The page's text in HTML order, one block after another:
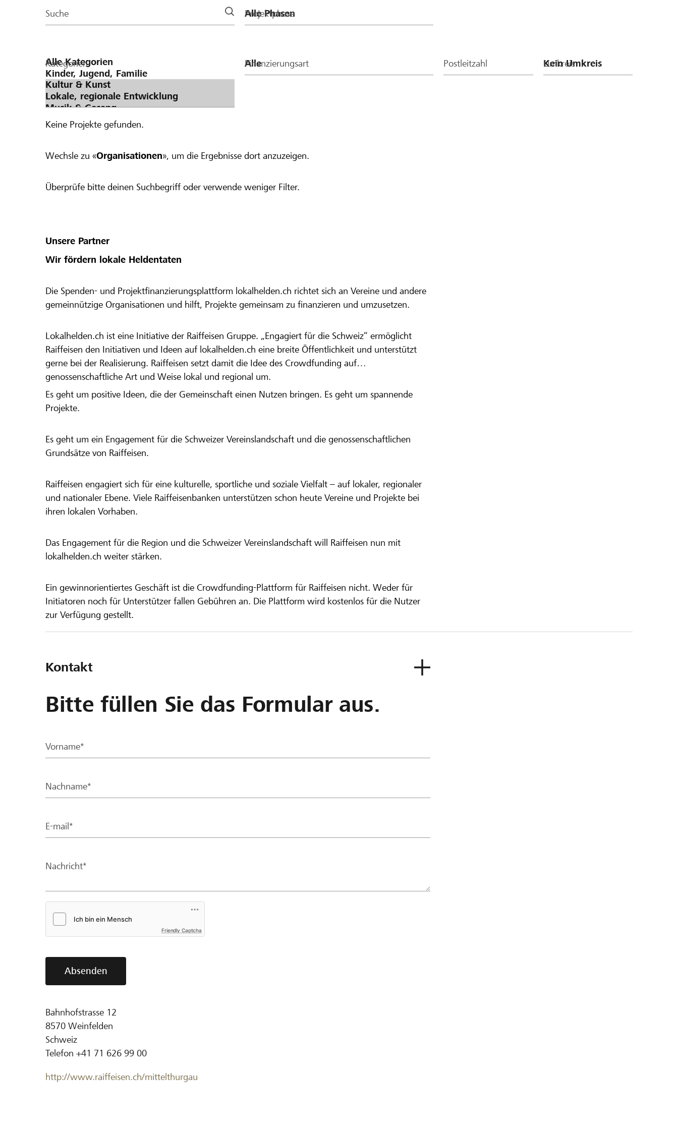
Suche Projektphase
Kategorien Finanzierungsart Postleitzahl Umkreis
Keine Projekte gefunden.
Wechsle zu «Organisationen», um die Ergebnisse dort anzuzeigen.
Überprüfe bitte deinen Suchbegriff oder verwende weniger Filter.
Unsere Partner
Wir fördern lokale Heldentaten
Die Spenden- und Projektfinanzierungsplattform lokalhelden.ch richtet sich an Vereine und andere
gemeinnützige Organisationen und hilft, Projekte gemeinsam zu finanzieren und umzusetzen.
Lokalhelden.ch ist eine Initiative der Raiffeisen Gruppe. „Engagiert für die Schweiz“ ermöglicht
Raiffeisen den Initiativen und Ideen auf lokalhelden.ch eine breite Öffentlichkeit und unterstützt
gerne bei der Realisierung. Raiffeisen setzt damit die Idee des Crowdfunding auf
genossenschaftliche Art und Weise lokal und regional um.
Es geht um positive Ideen, die der Gemeinschaft einen Nutzen bringen. Es geht um spannende
Projekte.
Es geht um ein Engagement für die Schweizer Vereinslandschaft und die genossenschaftlichen
Grundsätze von Raiffeisen.
Raiffeisen engagiert sich für eine kulturelle, sportliche und soziale Vielfalt – auf lokaler, regionaler
und nationaler Ebene. Viele Raiffeisenbanken unterstützen schon heute Vereine und Projekte bei
ihren lokalen Vorhaben.
Das Engagement für die Region und die Schweizer Vereinslandschaft will Raiffeisen nun mit
lokalhelden.ch weiter stärken.
Ein gewinnorientiertes Geschäft ist die Crowdfunding-Plattform für Raiffeisen nicht. Weder für
Initiatoren noch für Unterstützer fallen Gebühren an. Die Plattform wird kostenlos für die Nutzer
zur Verfügung gestellt.
Kontakt
Bitte füllen Sie das Formular aus.
Vorname*
Nachname*
E-mail*
Nachricht*
Friendly Captcha
Absenden
Bahnhofstrasse 12
8570 Weinfelden
Schweiz
Telefon +41 71 626 99 00
http://www.raiffeisen.ch/mittelthurgau